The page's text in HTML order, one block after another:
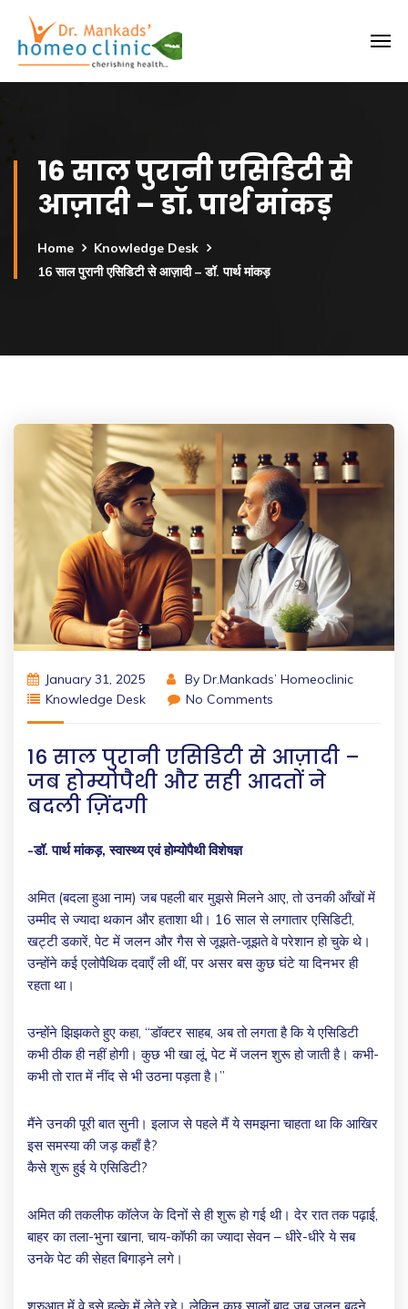
16 साल पुरानी एसिडिटी से
आज़ादी – डॉ. पार्थ मांकड़
Home
Knowledge Desk
16 साल पुरानी एसिडिटी से आज़ादी – डॉ. पार्थ मांकड़
January 31, 2025 By Dr.Mankads’ Homeoclinic
Knowledge Desk
No Comments
16 साल पुरानी एसिडिटी से आज़ादी –
जब होम्योपैथी और सही आदतों ने
बदली ज़िंदगी
-डॉ. पार्थ मांकड़, स्वास्थ्य एवं होम्योपैथी विशेषज्ञ
अमित (बदला हुआ नाम) जब पहली बार मुझसे मिलने आए, तो उनकी आँखों में
उम्मीद से ज्यादा थकान और हताशा थी। 16 साल से लगातार एसिडिटी,
खट्टी डकारें, पेट में जलन और गैस से जूझते-जूझते वे परेशान हो चुके थे।
उन्होंने कई एलोपैथिक दवाएँ ली थीं, पर असर बस कुछ घंटे या दिनभर ही
रहता था।
उन्होंने झिझकते हुए कहा, “डॉक्टर साहब, अब तो लगता है कि ये एसिडिटी
कभी ठीक ही नहीं होगी। कुछ भी खा लूं, पेट में जलन शुरू हो जाती है। कभी-
कभी तो रात में नींद से भी उठना पड़ता है।”
मैंने उनकी पूरी बात सुनी। इलाज से पहले मैं ये समझना चाहता था कि आखिर
इस समस्या की जड़ कहाँ है?
कैसे शुरू हुई ये एसिडिटी?
अमित की तकलीफ कॉलेज के दिनों से ही शुरू हो गई थी। देर रात तक पढ़ाई,
बाहर का तला-भुना खाना, चाय-कॉफी का ज्यादा सेवन – धीरे-धीरे ये सब
उनके पेट की सेहत बिगाड़ने लगे।